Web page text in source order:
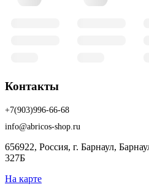
Контакты
+7(903)996-66-68
info@abricos-shop.ru
656922, Россия, г. Барнаул,
327Б
На карте